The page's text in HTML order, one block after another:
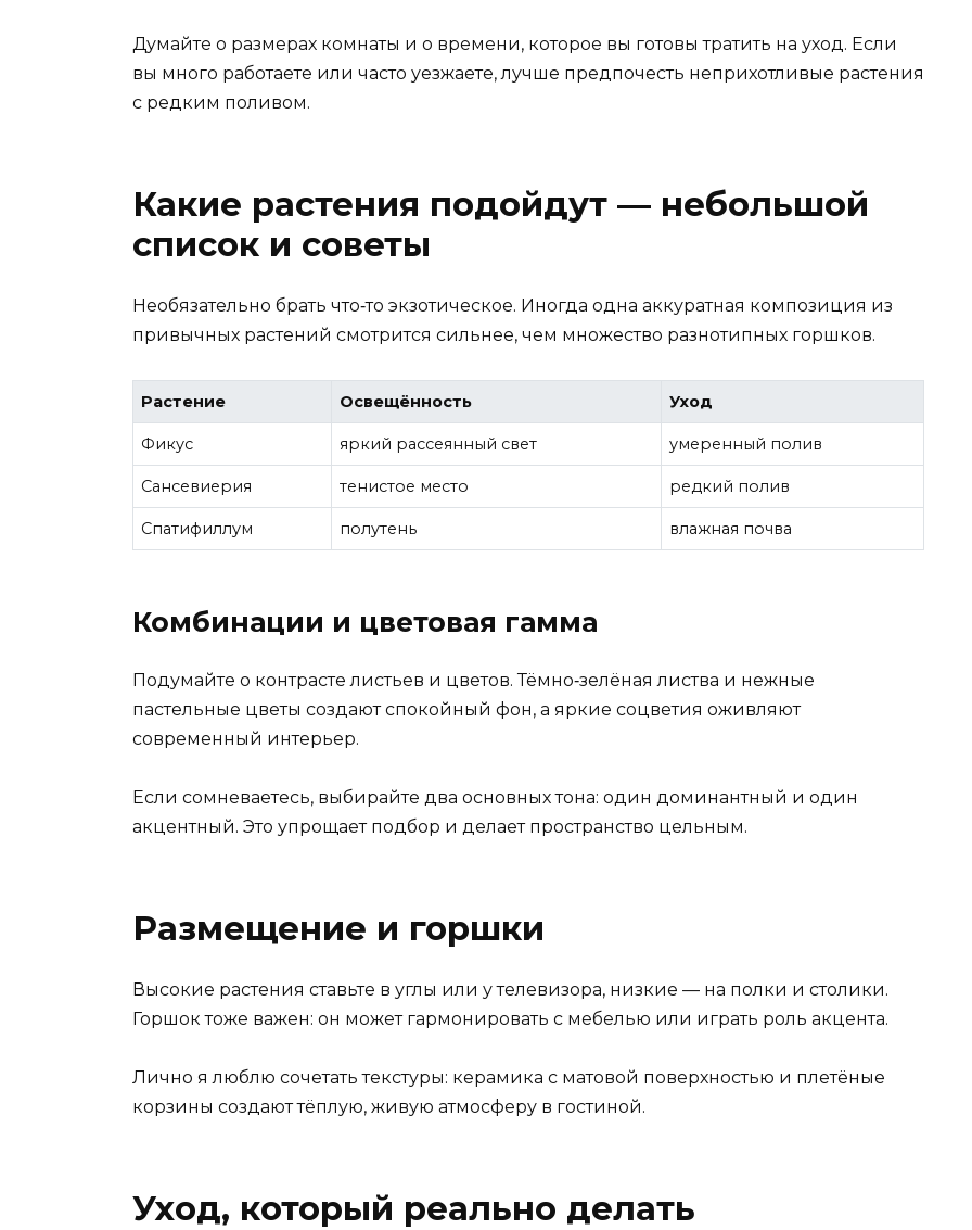
Думайте о размерах комнаты и о времени, которое вы готовы тратить на уход. Если
вы много работаете или часто уезжаете, лучше предпочесть неприхотливые растения
с редким поливом.
Какие растения подойдут — небольшой
список и советы
Необязательно брать что‑то экзотическое. Иногда одна аккуратная композиция из
привычных растений смотрится сильнее, чем множество разнотипных горшков.
Растение Освещённость Уход
Фикус яркий рассеянный свет умеренный полив
Сансевиерия тенистое место редкий полив
Спатифиллум полутень влажная почва
Комбинации и цветовая гамма
Подумайте о контрасте листьев и цветов. Тёмно‑зелёная листвa и нежные
пастельные цветы создают спокойный фон, а яркие соцветия оживляют
современный интерьер.
Если сомневаетесь, выбирайте два основных тона: один доминантный и один
акцентный. Это упрощает подбор и делает пространство цельным.
Размещение и горшки
Высокие растения ставьте в углы или у телевизора, низкие — на полки и столики.
Горшок тоже важен: он может гармонировать с мебелью или играть роль акцента.
Лично я люблю сочетать текстуры: керамика с матовой поверхностью и плетёные
корзины создают тёплую, живую атмосферу в гостиной.
Уход, который реально делать